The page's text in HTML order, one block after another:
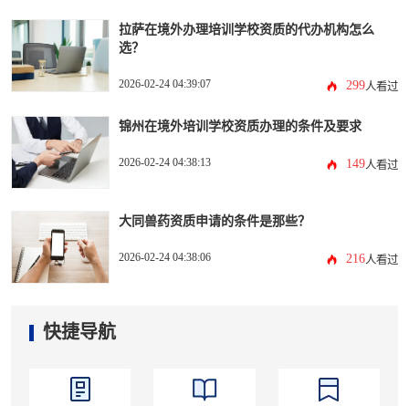
拉萨在境外办理培训学校资质的代办机构怎么
选？
2026-02-24 04:39:07 299人看过
锦州在境外培训学校资质办理的条件及要求
2026-02-24 04:38:13 149人看过
大同兽药资质申请的条件是那些？
2026-02-24 04:38:06 216人看过
快捷导航